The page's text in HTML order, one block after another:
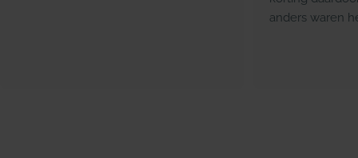
anders waren